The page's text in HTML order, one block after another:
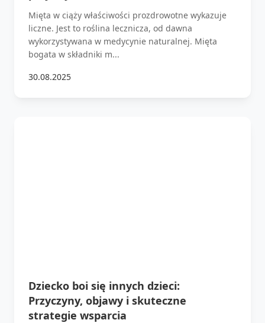
Mięta w ciąży właściwości prozdrowotne wykazuje
liczne. Jest to roślina lecznicza, od dawna
wykorzystywana w medycynie naturalnej. Mięta
bogata w składniki m...
30.08.2025
Dziecko boi się innych dzieci:
Przyczyny, objawy i skuteczne
strategie wsparcia